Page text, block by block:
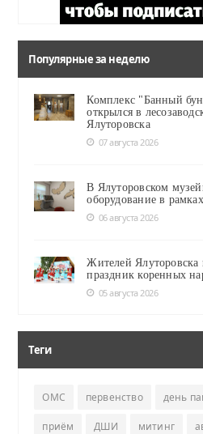
Популярные за неделю
Комплекс "Банный
открылся в
Ялуторовска
07 августа 2026
В Ялуторовском
оборудование в
06 августа 2026
Жителей Ялуторовска
праздник коренных
05 августа 2026
Теги
ОМС первенство день
приём ДШИ митинг